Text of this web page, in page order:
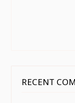
RECENT